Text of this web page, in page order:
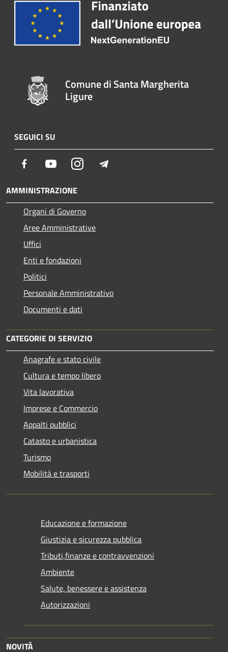
Comune di Santa Margherita
Ligure
SEGUICI SU
Facebook YoutubeInstagram
AMMINISTRAZIONE
Organi di Governo
Aree Amministrative
Uffici
Enti e fondazioni
Politici
Personale Amministrativo
Documenti e dati
CATEGORIE DI SERVIZIO
Anagrafe e stato civile
Cultura e tempo libero
Vita lavorativa
Imprese e Commercio
Appalti pubblici
Catasto e urbanistica
Turismo
Mobilità e trasporti
Educazione e formazione
Giustizia e sicurezza pubblica
Tributi,finanze e contravvenzioni
Ambiente
Salute, benessere e assistenza
Autorizzazioni
NOVITÀ